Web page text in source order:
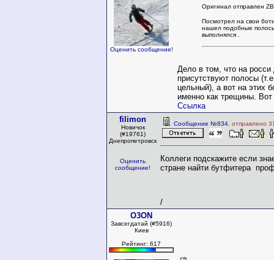
Оценить сообщение!
Оригинал отправлен
Посмотрел на свои
нашел подобные
выполнялся .
Дело в том, что на росси
присутствуют полосы
цельный), а вот на этих
именно как трещины.
Ссылка
filimon
Новичок
(#19761)
Днепропетровск
Оценить
сообщение!
Сообщение №834 , отправлено
Коллеги подскажите если
стране найти бутфитера
/
O3ON
Завсегдатай (#5916)
Киев
Рейтинг: 617